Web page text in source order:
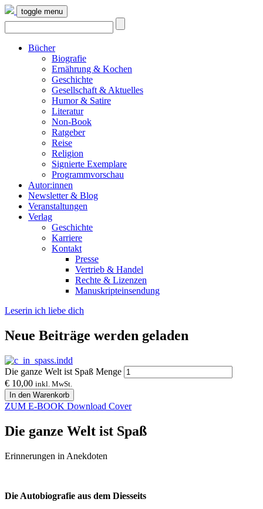
toggle menu
Bücher
Biografie
Ernährung & Kochen
Geschichte
Gesellschaft & Aktuelles
Humor & Satire
Literatur
Non-Book
Ratgeber
Reise
Religion
Signierte Exemplare
Programmvorschau
Autor:innen
Newsletter & Blog
Veranstaltungen
Verlag
Geschichte
Karriere
Kontakt
Presse
Vertrieb & Handel
Rechte & Lizenzen
Manuskripteinsendung
Leserin ich liebe dich
Neue Beiträge werden geladen
Die ganze Welt ist Spaß Menge
€ 10,00 inkl. MwSt.
In den Warenkorb
ZUM E-BOOK Download Cover
Die ganze Welt ist Spaß
Erinnerungen in Anekdoten
Die Autobiografie aus dem Diesseits